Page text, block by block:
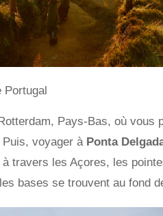
Pays-Bas, où vous
Puis, voyager à Ponta
à travers les Açores, les
bases se trouvent au fond